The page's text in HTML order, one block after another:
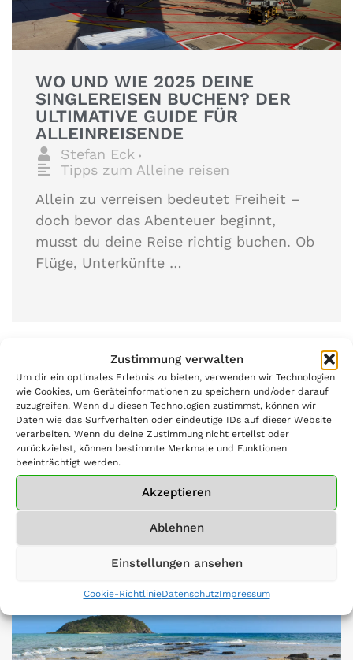
Zustimmung verwalten
Um dir ein optimales Erlebnis zu bieten, verwenden wir Technologien
wie Cookies, um Geräteinformationen zu speichern und/oder darauf
zuzugreifen. Wenn du diesen Technologien zustimmst, können wir
Daten wie das Surfverhalten oder eindeutige IDs auf dieser Website
verarbeiten. Wenn du deine Zustimmung nicht erteilst oder
zurückziehst, können bestimmte Merkmale und Funktionen
beeinträchtigt werden.
Akzeptieren
Ablehnen
Einstellungen ansehen
Cookie-RichtlinieDatenschutzImpressum
WO UND WIE 2025 DEINE
SINGLEREISEN BUCHEN? DER
ULTIMATIVE GUIDE FÜR
ALLEINREISENDE
Stefan Eck •
Tipps zum Alleine reisen
Allein zu verreisen bedeutet Freiheit –
doch bevor das Abenteuer beginnt,
musst du deine Reise richtig buchen. Ob
Flüge, Unterkünfte …
ZUM MAGAZIN
Wonach suchst du? ​